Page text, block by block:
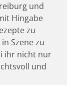
und
Hingabe
zu
Szene zu
ihr nicht nur
und